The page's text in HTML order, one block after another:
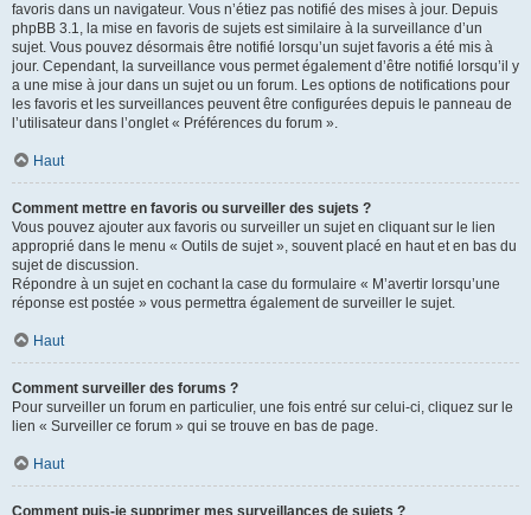
favoris dans un navigateur. Vous n’étiez pas notifié des mises à jour. Depuis
phpBB 3.1, la mise en favoris de sujets est similaire à la surveillance d’un
sujet. Vous pouvez désormais être notifié lorsqu’un sujet favoris a été mis à
jour. Cependant, la surveillance vous permet également d’être notifié lorsqu’il y
a une mise à jour dans un sujet ou un forum. Les options de notifications pour
les favoris et les surveillances peuvent être configurées depuis le panneau de
l’utilisateur dans l’onglet « Préférences du forum ».
Haut
Comment mettre en favoris ou surveiller des sujets ?
Vous pouvez ajouter aux favoris ou surveiller un sujet en cliquant sur le lien
approprié dans le menu « Outils de sujet », souvent placé en haut et en bas du
sujet de discussion.
Répondre à un sujet en cochant la case du formulaire « M’avertir lorsqu’une
réponse est postée » vous permettra également de surveiller le sujet.
Haut
Comment surveiller des forums ?
Pour surveiller un forum en particulier, une fois entré sur celui-ci, cliquez sur le
lien « Surveiller ce forum » qui se trouve en bas de page.
Haut
Comment puis-je supprimer mes surveillances de sujets ?